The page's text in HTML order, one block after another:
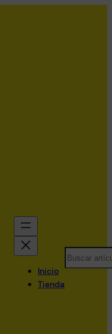
Inicio
Tienda
Search